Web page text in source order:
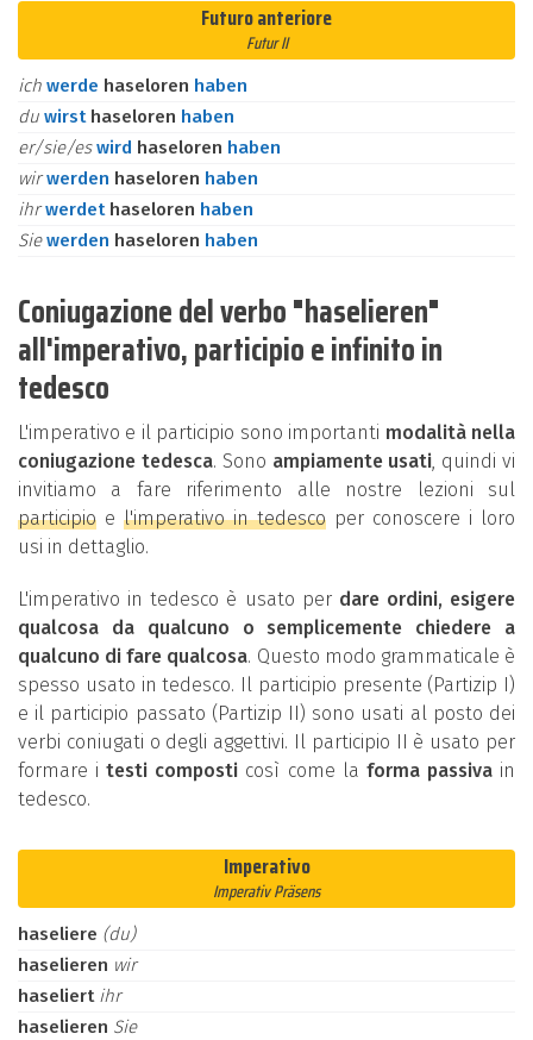
Futuro anteriore
Futur II
ich werde haseloren haben
du wirst haseloren haben
er/sie/eswird haseloren haben
wirwerden haseloren haben
ihrwerdet haseloren haben
Siewerden haseloren haben
Coniugazione del verbo "haselieren"
all'imperativo, participio e infinito in
tedesco
L'imperativo e il participio sono importanti modalità nella
coniugazione tedesca. Sono ampiamente usati, quindi vi
invitiamo a fare riferimento alle nostre lezioni sul
participio e l'imperativo in tedesco per conoscere i loro
usi in dettaglio.
L'imperativo in tedesco è usato per dare ordini, esigere
qualcosa da qualcuno o semplicemente chiedere a
qualcuno di fare qualcosa. Questo modo grammaticale è
spesso usato in tedesco. Il participio presente (Partizip I)
e il participio passato (Partizip II) sono usati al posto dei
verbi coniugati o degli aggettivi. Il participio II è usato per
formare itesti composti così come la forma passivain
tedesco.
Imperativo
Imperativ Präsens
haseliere (du)
haselieren wir
haseliert ihr
haselieren Sie